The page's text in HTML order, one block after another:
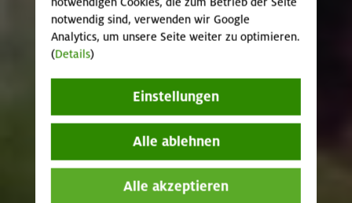
notwendig sind, verwenden wir Google
Analytics, um unsere Seite weiter zu optimieren.
(Details)
Einstellungen
Alle ablehnen
Alle akzeptieren